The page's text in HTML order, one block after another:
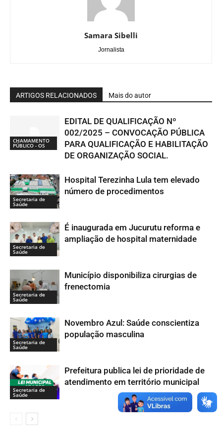
Samara Sibelli
Jornalista
ARTIGOS RELACIONADOS Mais do autor
CHAMAMENTO
PÚBLICO - OS
EDITAL DE QUALIFICAÇÃO Nº
002/2025 – CONVOCAÇÃO PÚBLICA
PARA QUALIFICAÇÃO E HABILITAÇÃO
DE ORGANIZAÇÃO SOCIAL.
Secretaria de
Saúde
Hospital Terezinha Lula tem elevado
número de procedimentos
Secretaria de
Saúde
É inaugurada em Jucurutu reforma e
ampliação de hospital maternidade
Secretaria de
Saúde
Município disponibiliza cirurgias de
frenectomia
Secretaria de
Saúde
Novembro Azul: Saúde conscientiza
população masculina
Secretaria de
Saúde
Prefeitura publica lei de prioridade de
atendimento em território municipal